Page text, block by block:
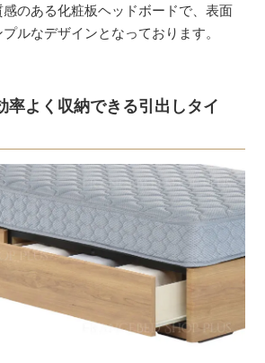
のある化粧板ヘッドボードで、表面
ルなデザインとなっております。
率よく収納できる引出しタイ